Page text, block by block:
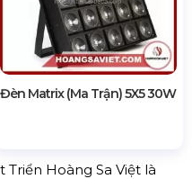
Đèn Matrix (Ma Trận) 5X5 30W
Triển Hoàng Sa Việt là